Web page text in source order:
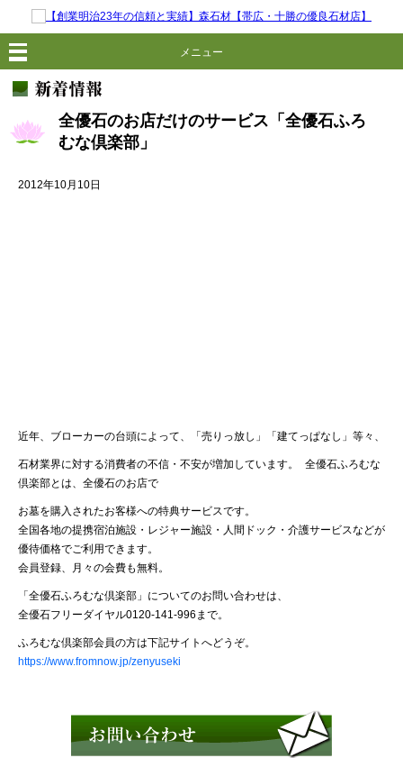
メニュー
全優石のお店だけのサービス「全優石ふろ
むな倶楽部」
2012年10月10日
近年、ブローカーの台頭によって、「売りっ放し」「建てっぱなし」等々、
石材業界に対する消費者の不信・不安が増加しています。 全優石ふろむな
倶楽部とは、全優石のお店で
お墓を購入されたお客様への特典サービスです。
全国各地の提携宿泊施設・レジャー施設・人間ドック・介護サービスなどが
優待価格でご利用できます。
会員登録、月々の会費も無料。
「全優石ふろむな倶楽部」についてのお問い合わせは、
全優石フリーダイヤル0120-141-996まで。
ふろむな倶楽部会員の方は下記サイトへどうぞ。
https://www.fromnow.jp/zenyuseki